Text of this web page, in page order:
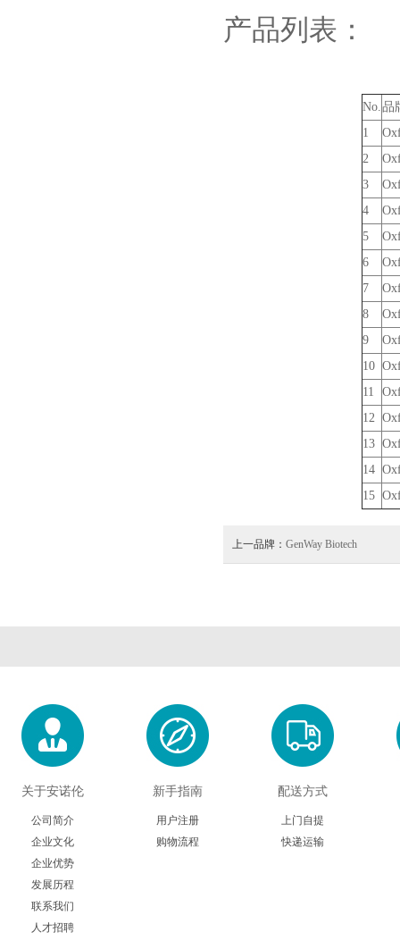
产品列表：
No.品
1
2
3
4
5
6
7
8
9
10
11
12
13
14
15
上一品牌： GenWay Biotech
关于安诺伦
公司简介
企业文化
企业优势
发展历程
联系我们
人才招聘
新手指南
用户注册
购物流程
配送方式
上门自提
快递运输